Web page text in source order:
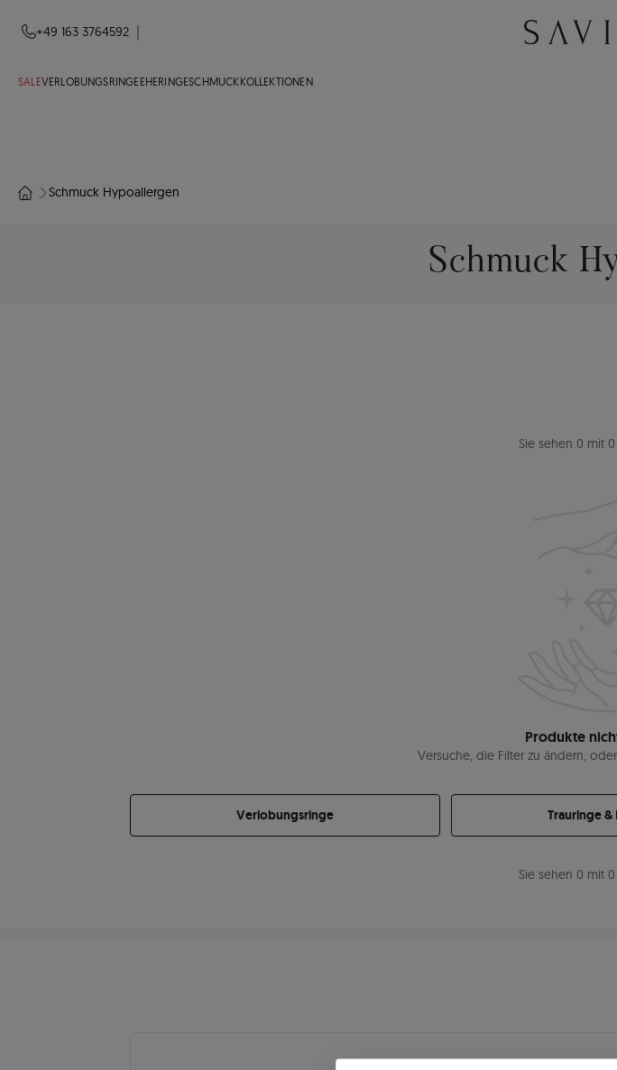
+49 163 3764592
SALEVERLOBUNGSRINGE EHERINGESCHMUCKKOLLEKTIONEN
Schmuck Hypoallergen
Schmuck
Sie sehen 0 mit
Produkte
Versuche, die Filter zu ändern,
Verlobungsringe Trauringe &
Sie sehen 0 mit